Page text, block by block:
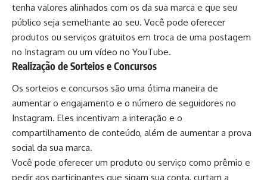
tenha valores alinhados com os da sua marca e que seu
público seja semelhante ao seu. Você pode oferecer
produtos ou serviços gratuitos em troca de uma postagem
no Instagram ou um vídeo no YouTube.
Realização de Sorteios e Concursos
Os sorteios e concursos são uma ótima maneira de
aumentar o engajamento e o número de seguidores no
Instagram. Eles incentivam a interação e o
compartilhamento de conteúdo, além de aumentar a prova
social da sua marca.
Você pode oferecer um produto ou serviço como prêmio e
pedir aos participantes que sigam sua conta, curtam a